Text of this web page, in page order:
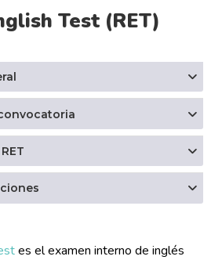
Test (RET)
es el examen interno de inglés